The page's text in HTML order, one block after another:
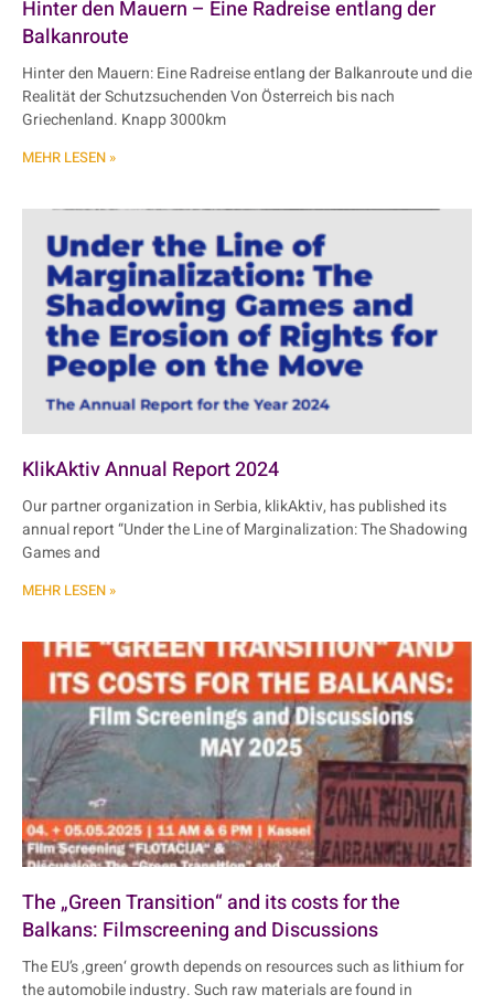
Hinter den Mauern – Eine Radreise entlang der
Balkanroute
Hinter den Mauern: Eine Radreise entlang der Balkanroute und die
Realität der Schutzsuchenden Von Österreich bis nach
Griechenland. Knapp 3000km
MEHR LESEN »
KlikAktiv Annual Report 2024
Our partner organization in Serbia, klikAktiv, has published its
annual report “Under the Line of Marginalization: The Shadowing
Games and
MEHR LESEN »
The „Green Transition“ and its costs for the
Balkans: Filmscreening and Discussions
The EU’s ‚green‘ growth depends on resources such as lithium for
the automobile industry. Such raw materials are found in